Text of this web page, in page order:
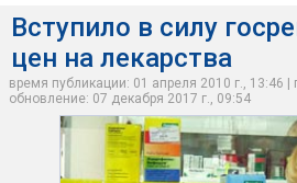
Вступило в силу
цен на лекарства
время публикации: 01 апреля 2010 г., 13:46 |
обновление: 07 декабря 2017 г., 09:54